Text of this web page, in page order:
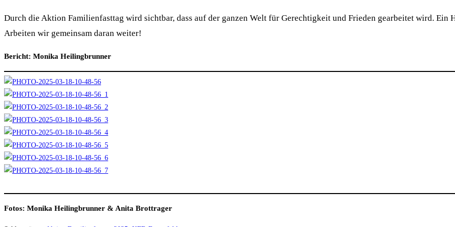
Durch die Aktion Familienfasttag wird sichtbar, dass auf der ganzen Welt für Gerechtigkeit und Frieden gearbeitet wird.
Arbeiten wir gemeinsam daran weiter!
Bericht: Monika Heilingbrunner
Fotos: Monika Heilingbrunner & Anita Brottrager